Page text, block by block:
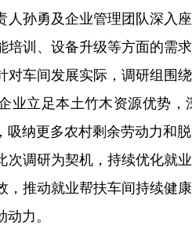
人孙勇及企业管理团队深入
训、设备升级等方面的需
对车间发展实际，调研组围
业立足本土竹木资源优势
纳更多农村剩余劳动力和
次调研为契机，持续优化就
，推动就业帮扶车间持续健
力。